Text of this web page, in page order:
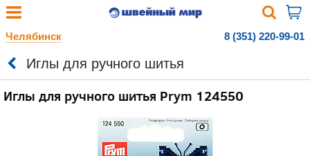
Челябинск 8 (351) 220-99-01
Иглы для ручного шитья
Иглы для ручного шитья Prym 124550